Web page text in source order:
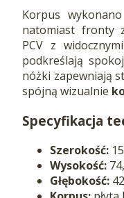
Korpus
natomiast fronty
PCV z
podkreślają
nóżki zapewniają
spójną wizualnie
Specyfikacja
Szerokość:
Wysokość:
Głębokość: